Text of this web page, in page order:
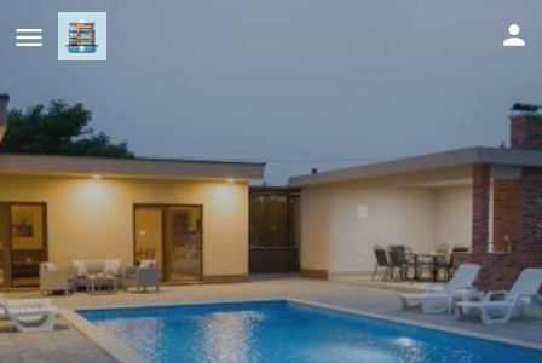
Luxury Villa G Residency
602KM